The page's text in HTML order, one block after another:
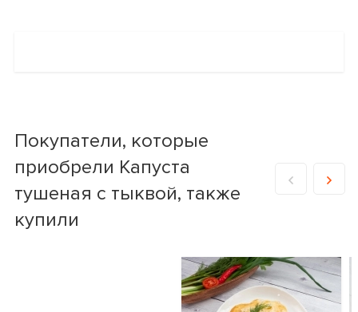
Покупатели, которые
приобрели Капуста
тушеная с тыквой, также
купили